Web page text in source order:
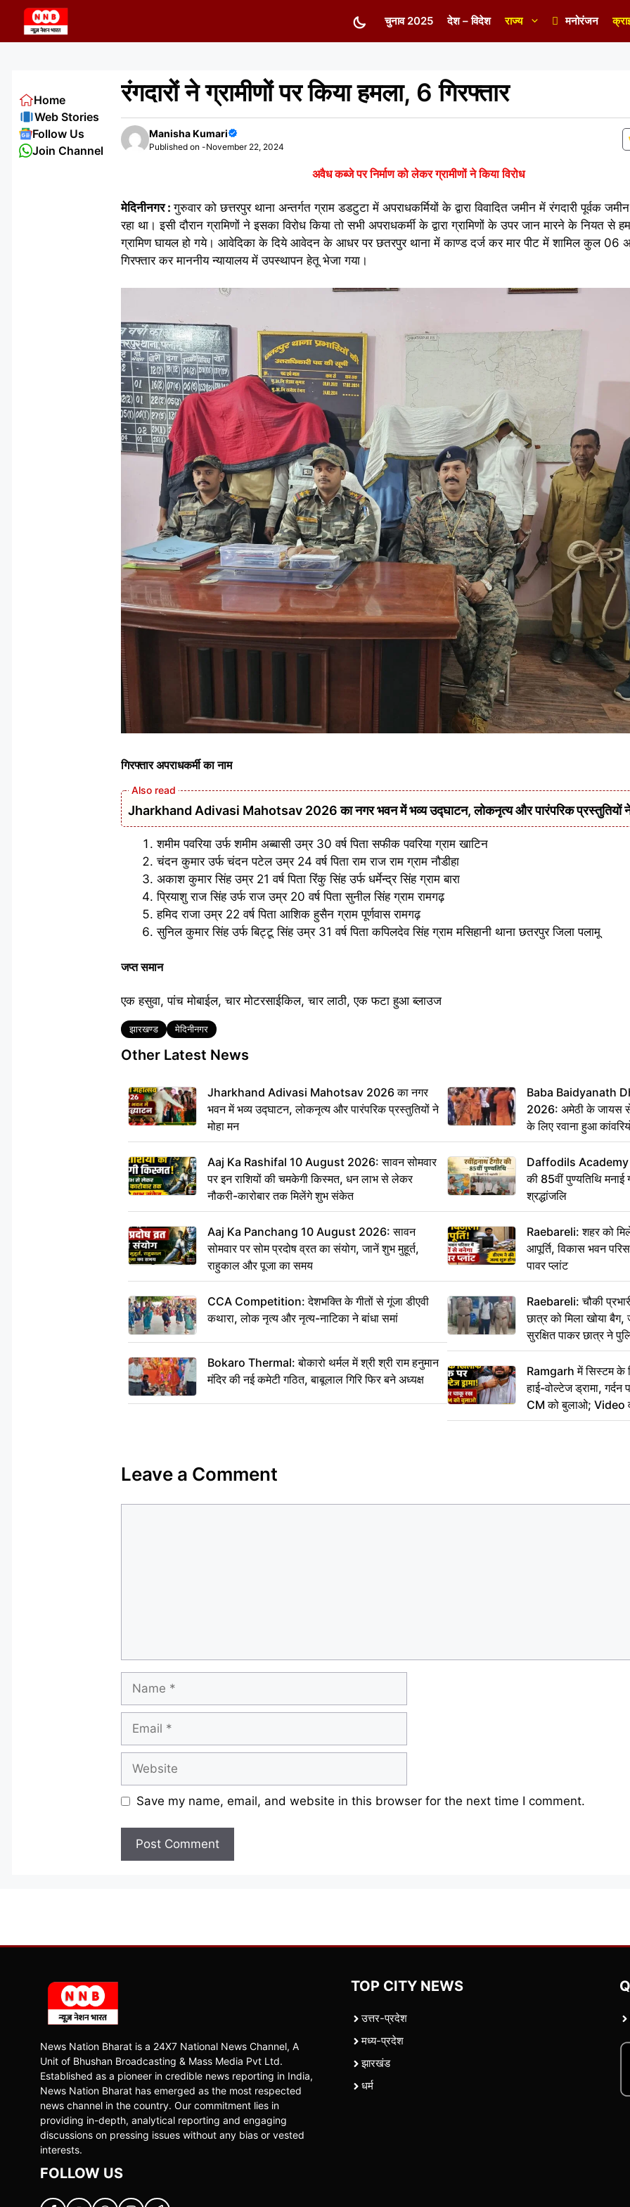
content
चुनाव 2025 देश – विदेश राज्य मनोरंजन
रंगदारों ने ग्रामीणों पर किया हमला, 6 गिरफ्तार
Manisha Kumari
Published on -November 22, 2024
अवैध कब्जे पर निर्माण को लेकर ग्रामीणों ने किया विरोध
मेदिनीनगर :गुरुवार को छत्तरपुर थाना अन्तर्गत ग्राम डडटुटा में अपराधकर्मियों के द्वारा विवादित जमीन में रंगदारी पूर्वक
रहा था। इसी दौरान ग्रामिणों ने इसका विरोध किया तो सभी अपराधकर्मी के द्वारा ग्रामिणों के उपर जान मारने के नियत से
ग्रामिण घायल हो गये। आवेदिका के दिये आवेदन के आधर पर छतरपुर थाना में काण्ड दर्ज कर मार पीट में शामिल कुल 06
गिरफ्तार कर माननीय न्यायालय में उपस्थापन हेतू भेजा गया।
गिरफ्तार अपराधकर्मी का नाम
Jharkhand Adivasi Mahotsav 2026 का नगर भवन में भव्य उद्घाटन, लोकनृत्य और पारंपरिक प्रस्तुतियों ने
शमीम पवरिया उर्फ शमीम अब्बासी उम्र 30 वर्ष पिता सफीक पवरिया ग्राम खाटिन
चंदन कुमार उर्फ चंदन पटेल उम्र 24 वर्ष पिता राम राज राम ग्राम नौडीहा
अकाश कुमार सिंह उम्र 21 वर्ष पिता रिंकु सिंह उर्फ धर्मेन्द्र सिंह ग्राम बारा
प्रियाशु राज सिंह उर्फ राज उम्र 20 वर्ष पिता सुनील सिंह ग्राम रामगढ़
हमिद राजा उम्र 22 वर्ष पिता आशिक हुसैन ग्राम पूर्णवास रामगढ़
सुनिल कुमार सिंह उर्फ बिट्टू सिंह उम्र 31 वर्ष पिता कपिलदेव सिंह ग्राम मसिहानी थाना छतरपुर जिला पलामू
जप्त समान
एक हसुवा, पांच मोबाईल, चार मोटरसाईकिल, चार लाठी, एक फटा हुआ ब्लाउज
Tags
झारखण्ड मेदिनीनगर
Other Latest News
Jharkhand Adivasi Mahotsav 2026 का नगर
भवन में भव्य उद्घाटन, लोकनृत्य और पारंपरिक प्रस्तुतियों ने
मोहा मन
Aaj Ka Rashifal 10 August 2026: सावन सोमवार
पर इन राशियों की चमकेगी किस्मत, धन लाभ से लेकर
नौकरी-कारोबार तक मिलेंगे शुभ संकेत
Aaj Ka Panchang 10 August 2026: सावन
सोमवार पर सोम प्रदोष व्रत का संयोग, जानें शुभ मुहूर्त,
राहुकाल और पूजा का समय
CCA Competition: देशभक्ति के गीतों से गूंजा डीएवी
कथारा, लोक नृत्य और नृत्य-नाटिका ने बांधा समां
Bokaro Thermal: बोकारो थर्मल में श्री श्री राम हनुमान
मंदिर की नई कमेटी गठित, बाबूलाल गिरि फिर बने अध्यक्ष
Baba Baidyanath
2026: अमेठी के जायस से
के लिए रवाना हुआ
Daffodils Academy में
की 85वीं पुण्यतिथि मनाई
श्रद्धांजलि
Raebareli: शहर को
आपूर्ति, विकास भवन
पावर प्लांट
Raebareli: चौकी
छात्र को मिला खोया
सुरक्षित पाकर छात्र ने
आभार
Ramgarh में सिस्टम के
हाई-वोल्टेज ड्रामा,
CM को बुलाओ; Video
Leave a Comment
Save my name, email, and website in this browser for the next time I comment.
Home
Web Stories
Follow Us
Join Channel
News Nation Bharat is a 24X7 National News Channel, A
Unit of Bhushan Broadcasting & Mass Media Pvt Ltd.
Established as a pioneer in credible news reporting in India,
News Nation Bharat has emerged as the most respected
news channel in the country. Our commitment lies in
providing in-depth, analytical reporting and engaging
discussions on pressing issues without any bias or vested
interests.
FOLLOW US
TOP CITY NEWS
उत्तर-प्रदेश
मध्य-प्रदेश
झारखंड
धर्म